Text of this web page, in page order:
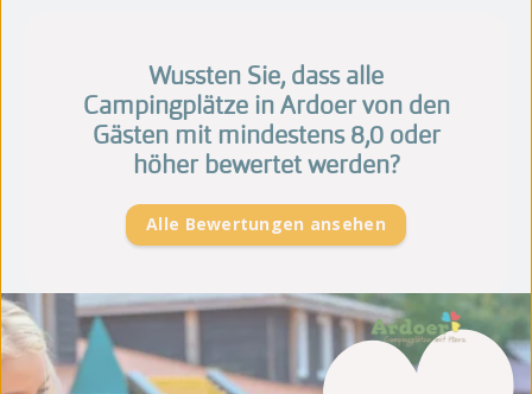
Wussten Sie, dass alle
Campingplätze in Ardoer von den
Gästen mit mindestens 8,0 oder
höher bewertet werden?
Alle Bewertungen ansehen